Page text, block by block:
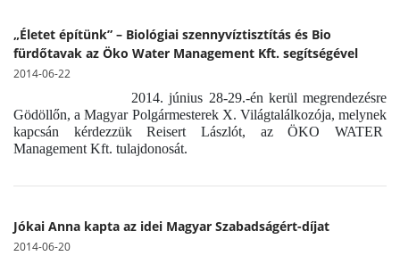
„Életet építünk” – Biológiai szennyvíztisztítás és Bio
fürdőtavak az Öko Water Management Kft. segítségével
2014-06-22
2014. június 28-29.-én kerül megrendezésre
Gödöllőn, a Magyar Polgármesterek X. Világtalálkozója, melynek
kapcsán kérdezzük Reisert Lászlót, az ÖKO WATER
Management Kft. tulajdonosát.
Jókai Anna kapta az idei Magyar Szabadságért-díjat
2014-06-20